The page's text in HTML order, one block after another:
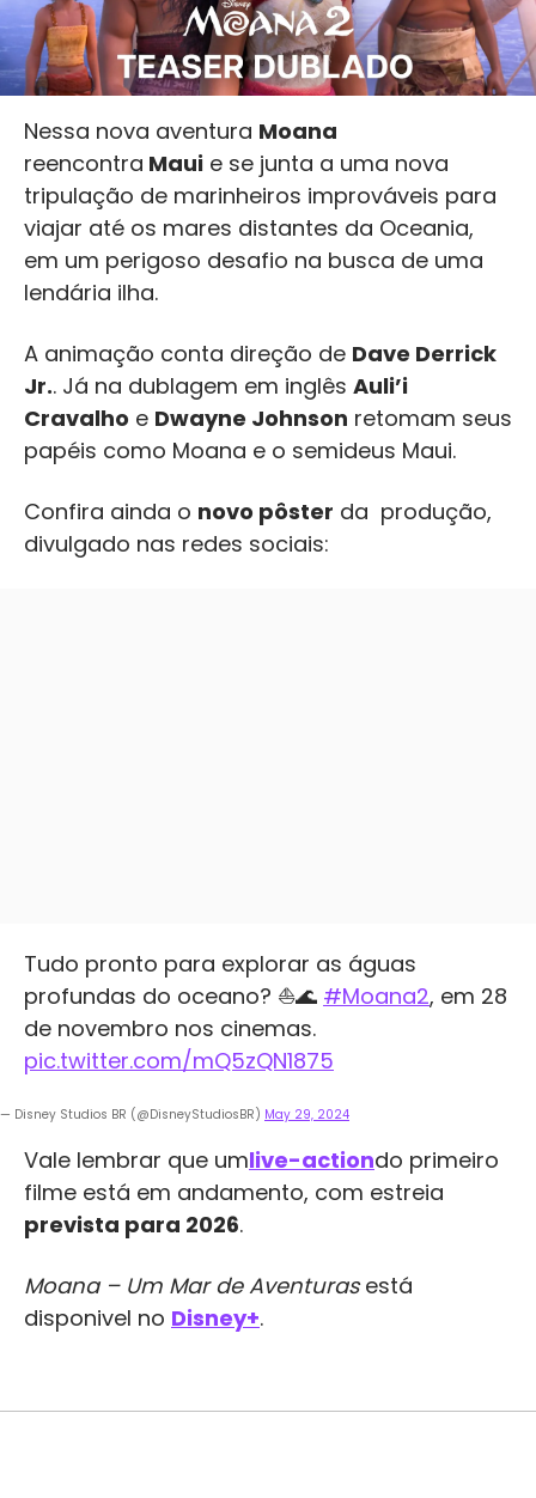
Nessa nova aventura Moana
reencontra Maui e se junta a uma nova
tripulação de marinheiros improváveis para
viajar até os mares distantes da Oceania,
em um perigoso desafio na busca de uma
lendária ilha.
A animação conta direção de Dave Derrick
Jr.. Já na dublagem em inglês Auli’i
Cravalho e Dwayne Johnson retomam seus
papéis como Moana e o semideus Maui.
Confira ainda o novo pôster da produção,
divulgado nas redes sociais:
Tudo pronto para explorar as águas
profundas do oceano? ⛵️🌊 #Moana2, em 28
de novembro nos cinemas.
pic.twitter.com/mQ5zQN1875
— Disney Studios BR (@DisneyStudiosBR) May 29, 2024
Vale lembrar que umlive-actiondo primeiro
filme está em andamento, com estreia
prevista para 2026.
Moana – Um Mar de Aventurasestá
disponivel no Disney+.